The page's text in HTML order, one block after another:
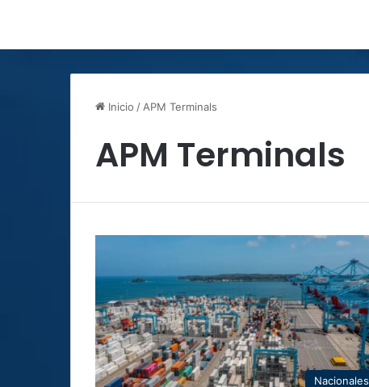
Inicio / APM Terminals
APM Terminals
Nacionales